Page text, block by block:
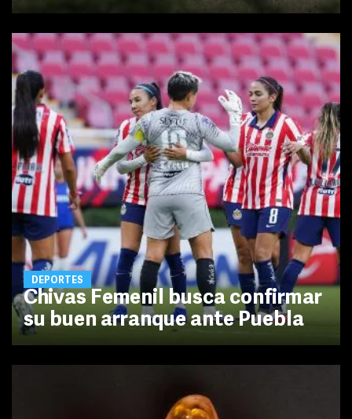
DEPORTES
Chivas Femenil busca confirmar
su buen arranque ante Puebla